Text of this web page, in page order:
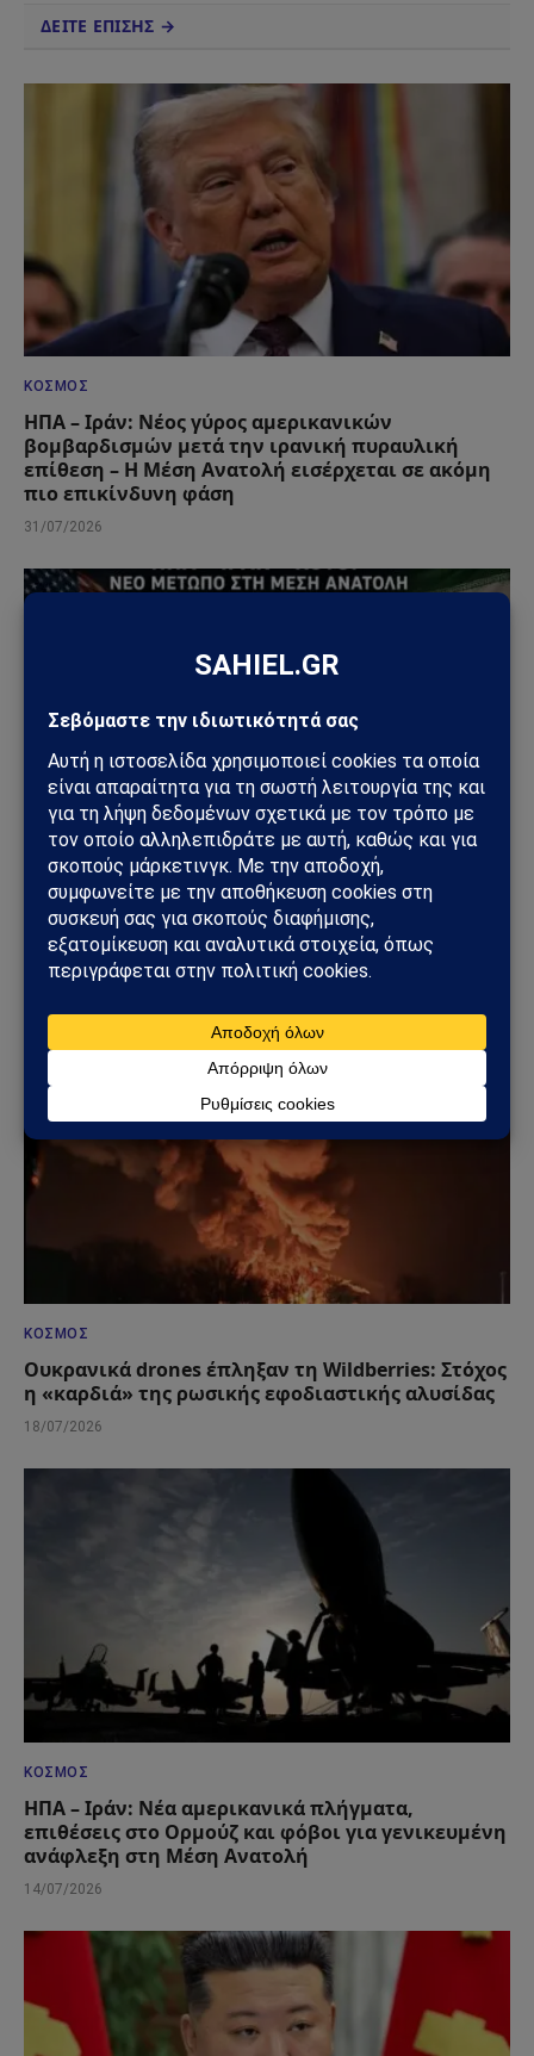
ΔΕΙΤΕ ΕΠΙΣΗΣ →
ΚΌΣΜΟΣ
ΗΠΑ – Ιράν: Νέος γύρος αμερικανικών
βομβαρδισμών μετά την ιρανική πυραυλική
επίθεση – Η Μέση Ανατολή εισέρχεται σε ακόμη
πιο επικίνδυνη φάση
31/07/2026
ΚΌΣΜΟΣ
ΗΠΑ – Ιράν: Οι Χούθι ανοίγουν νέο μέτωπο στη
Μέση Ανατολή – Η Σαουδική Αραβία στο
επίκεντρο των επιθέσεων
ΚΌΣΜΟΣ
Ουκρανικά drones έπληξαν τη Wildberries: Στόχος
η «καρδιά» της ρωσικής εφοδιαστικής αλυσίδας
18/07/2026
ΚΌΣΜΟΣ
ΗΠΑ – Ιράν: Νέα αμερικανικά πλήγματα,
επιθέσεις στο Ορμούζ και φόβοι για γενικευμένη
ανάφλεξη στη Μέση Ανατολή
14/07/2026